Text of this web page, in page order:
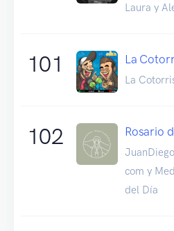
Laura y
101 La
La
102 Rosario
com y
del Día